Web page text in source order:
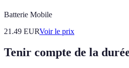
Batterie Mobile
21.49 EURVoir le prix
Tenir compte de la